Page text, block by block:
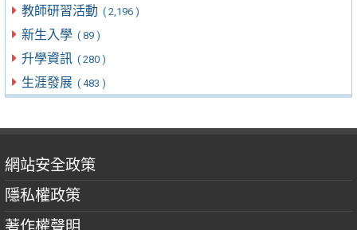
教師研習活動 ( 2,196 )
新生入學 ( 89 )
升學資訊 ( 280 )
生涯發展 ( 483 )
網站安全政策
隱私權政策
著作權聲明